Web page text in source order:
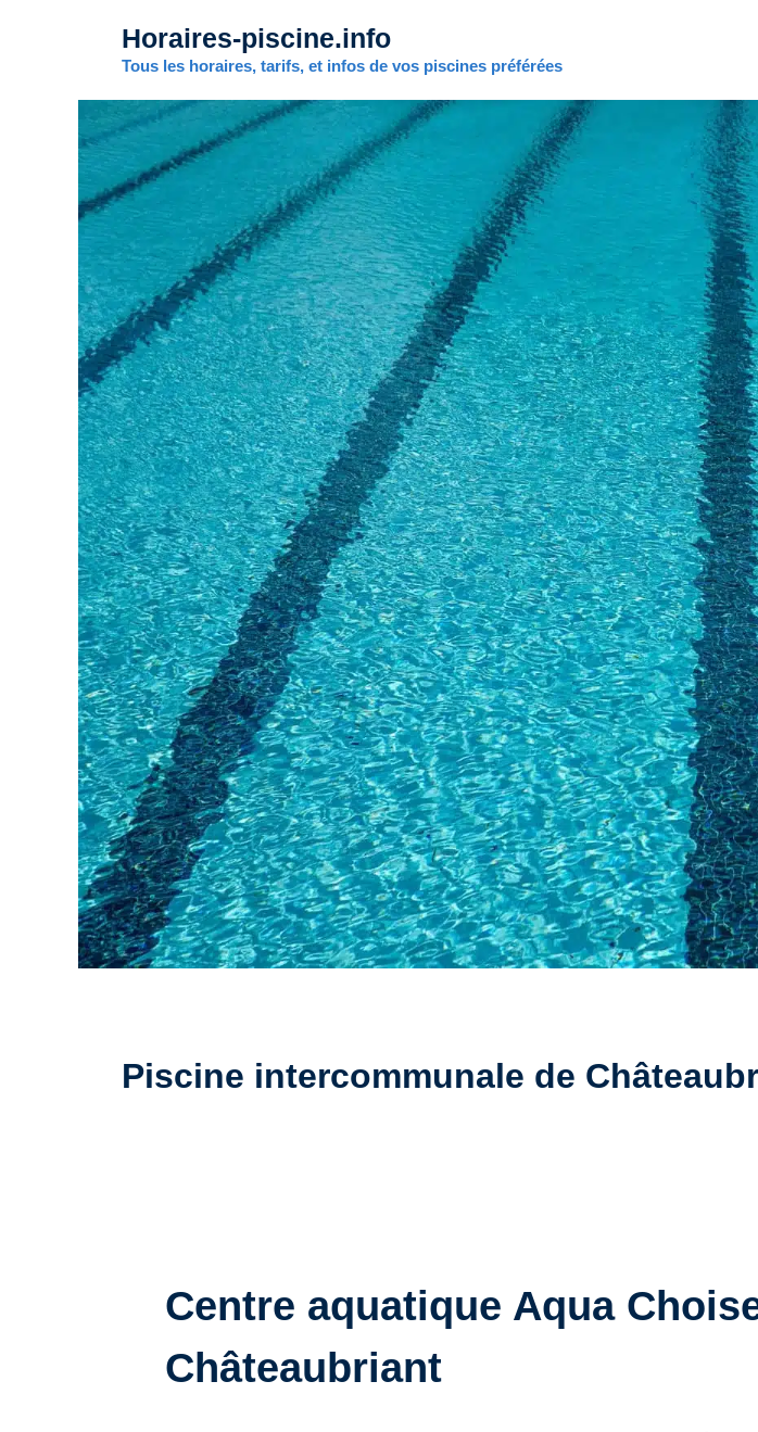
Horaires-piscine.info
Tous les horaires, tarifs, et infos de vos piscines préférées
Piscine intercommunale de
Centre aquatique Aqua
Châteaubriant